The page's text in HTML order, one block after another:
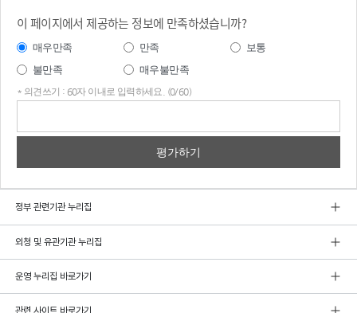
이 페이지에서 제공하는 정보에 만족하셨습니까?
매우만족 만족
보통
불만족
매우불만족
* 의견쓰기 : 60자 이내로 입력하세요. (0/60)
정부 관련기관 누리집
외청 및 유관기관 누리집
운영 누리집 바로가기
관련 사이트 바로가기